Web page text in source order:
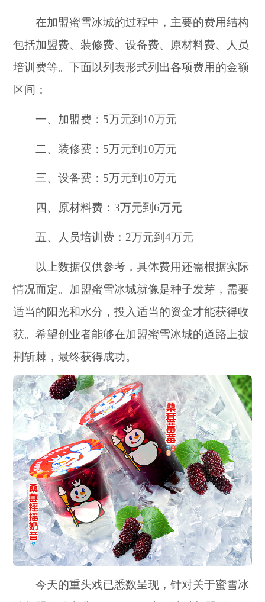
在加盟蜜雪冰城的过程中，主要的费用结构
包括加盟费、装修费、设备费、原材料费、人员
培训费等。下面以列表形式列出各项费用的金额
区间：
一、加盟费：5万元到10万元
二、装修费：5万元到10万元
三、设备费：5万元到10万元
四、原材料费：3万元到6万元
五、人员培训费：2万元到4万元
以上数据仅供参考，具体费用还需根据实际
情况而定。加盟蜜雪冰城就像是种子发芽，需要
适当的阳光和水分，投入适当的资金才能获得收
获。希望创业者能够在加盟蜜雪冰城的道路上披
荆斩棘，最终获得成功。
今天的重头戏已悉数呈现，针对关于蜜雪冰